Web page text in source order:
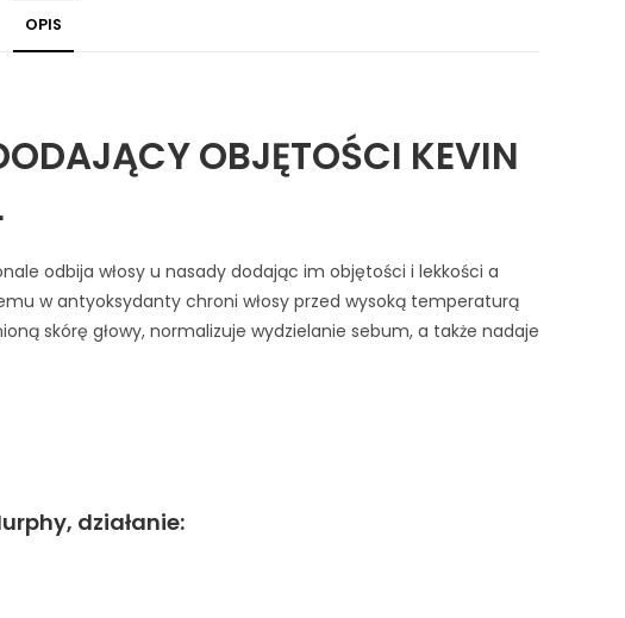
OPIS
OBJĘTOŚCI KEVIN
odbija włosy u nasady dodając im objętości i lekkości a
w antyoksydanty chroni włosy przed wysoką temperaturą
skórę głowy, normalizuje wydzielanie sebum, a także nadaje
działanie: